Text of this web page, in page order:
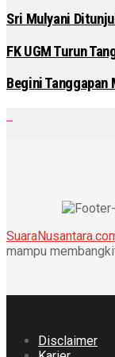
Sri Mulyani
FK UGM Turun
Begini Tanggapan
mampu
Disclaimer